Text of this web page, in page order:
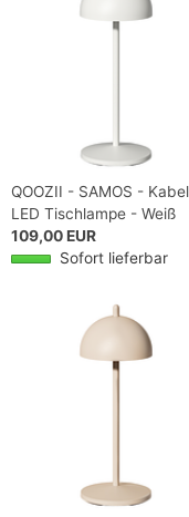
QOOZII - SAMOS -
LED Tischlampe - Weiß
109,00 EUR
Sofort lieferbar